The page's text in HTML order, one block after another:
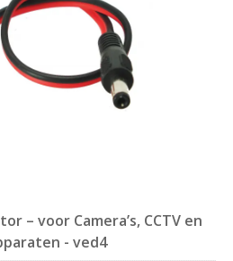
– voor Camera’s, CCTV en
- ved4